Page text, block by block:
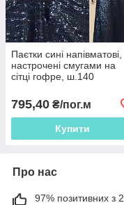
Паєтки сині напівматові,
настрочені смугами на
сітці гофре, ш.140
795,40 ₴/пог.м
Купити
Про нас
97% позитивних з